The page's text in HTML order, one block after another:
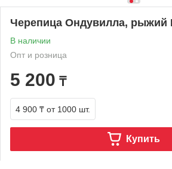
Черепица Ондувилла, рыжий
В наличии
Опт и розница
5 200 ₸
4 900 ₸ от 1000 шт.
Купить